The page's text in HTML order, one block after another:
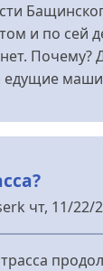
и по сей
Почему?
едущие
чт, 11/22/